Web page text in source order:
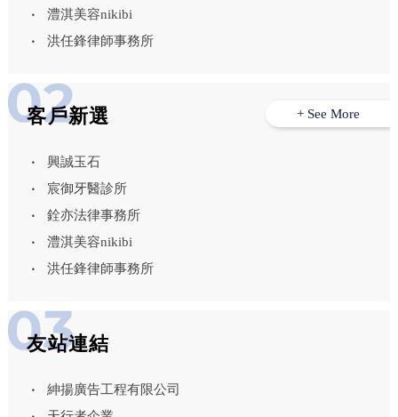
澧淇美容nikibi
洪任鋒律師事務所
客戶新選
興誠玉石
宸御牙醫診所
銓亦法律事務所
澧淇美容nikibi
洪任鋒律師事務所
+ See More
友站連結
紳揚廣告工程有限公司